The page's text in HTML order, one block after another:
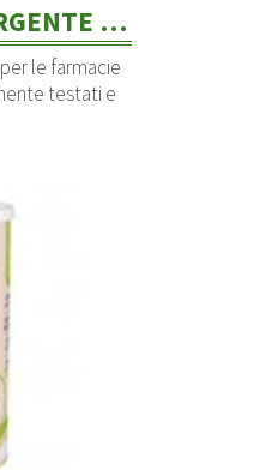
BENEFFECT OLIO DETERGENTE E STRUCCANTE
le farmacie
testati e